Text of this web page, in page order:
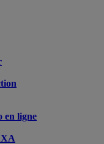
en ligne